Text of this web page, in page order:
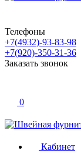
Телефоны
+7(4932)-93-83-98
+7(920)-350-31-36
Заказать звонок
0
Кабинет